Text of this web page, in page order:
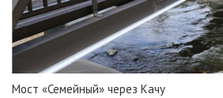
Мост «Семейный» через Качу